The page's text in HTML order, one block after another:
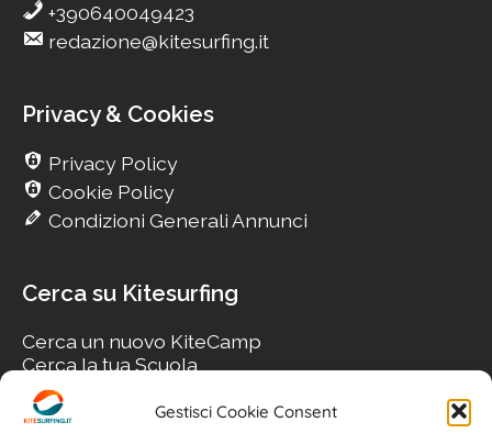
Gestisci Cookie Consent
+390640049423
redazione@kitesurfing.it
Privacy & Cookies
Privacy Policy
Cookie Policy
Condizioni Generali Annunci
Cerca su Kitesurfing
Cerca un nuovo KiteCamp
Cerca la tua Scuola
Cerca il tuo KiteSpot
Cerca Accommodation